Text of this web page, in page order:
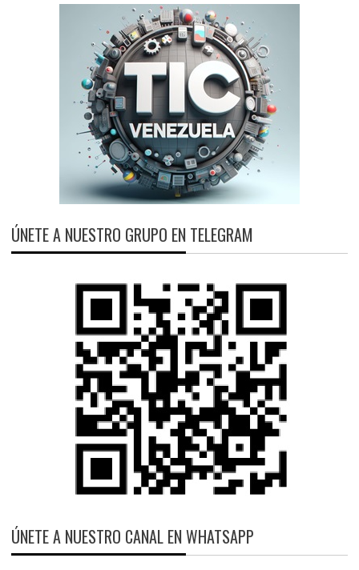
ÚNETE A NUESTRO GRUPO EN TELEGRAM
ÚNETE A NUESTRO CANAL EN WHATSAPP